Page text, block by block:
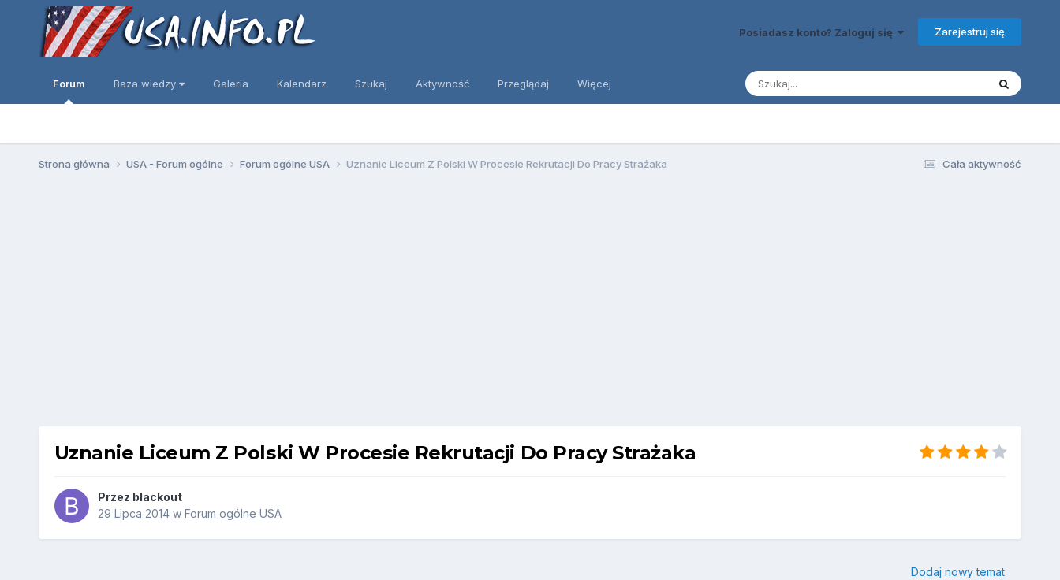
Posiadasz konto? Zaloguj się Zarejestruj się
Forum Baza wiedzy Galeria Kalendarz Szukaj Aktywność Przeglądaj Więcej
Cała aktywność
Strona główna USA - Forum ogólne Forum ogólne USA Uznanie Liceum Z Polski W Procesie Rekrutacji Do Pracy Strażaka
Uznanie Liceum Z Polski W Procesie Rekrutacji Do Pracy Strażaka
Przez blackout
29 Lipca 2014w Forum ogólne USA
Dodaj nowy temat